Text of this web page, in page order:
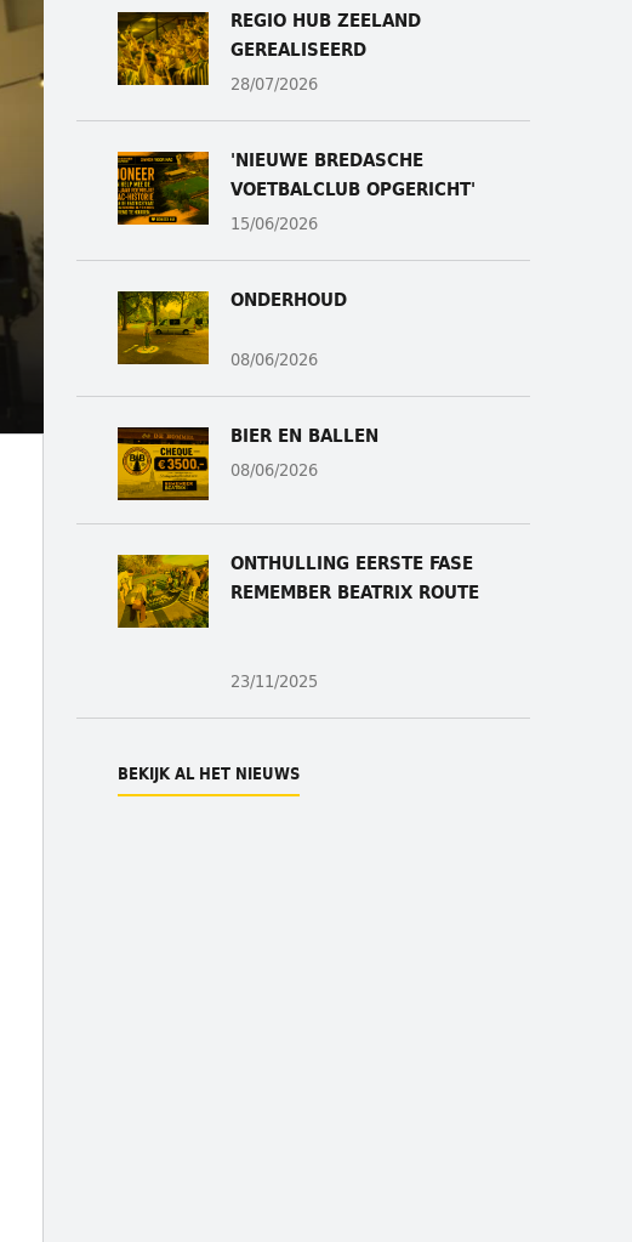
REGIO HUB ZEELAND
GEREALISEERD
28/07/2026
'NIEUWE BREDASCHE
VOETBALCLUB OPGERICHT'
15/06/2026
ONDERHOUD
08/06/2026
BIER EN BALLEN
08/06/2026
ONTHULLING EERSTE FASE
REMEMBER BEATRIX ROUTE
23/11/2025
BEKIJK AL HET NIEUWS